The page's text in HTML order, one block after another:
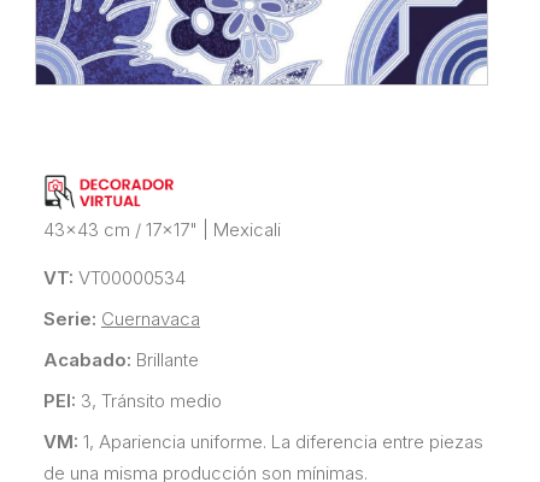
43x43 cm / 17x17" Mexicali
VT: VT00000534
Serie: Cuernavaca
Acabado: Brillante
PEI: 3, Tránsito medio
VM: 1, Apariencia uniforme. La diferencia entre piezas
de una misma producción son mínimas.